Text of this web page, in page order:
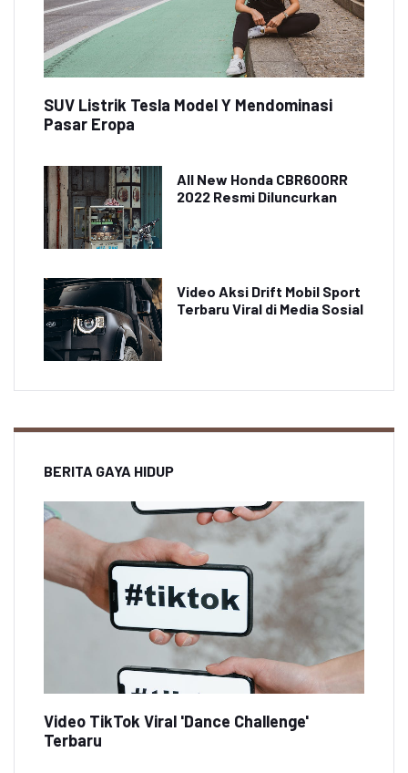
SUV Listrik Tesla Model Y Mendominasi
Pasar Eropa
All New Honda CBR600RR
2022 Resmi Diluncurkan
Video Aksi Drift Mobil Sport
Terbaru Viral di Media Sosial
BERITA GAYA HIDUP
Video TikTok Viral 'Dance Challenge'
Terbaru